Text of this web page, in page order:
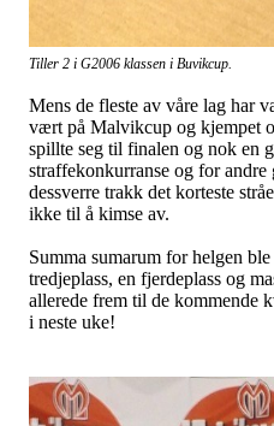
Tiller 2 i G2006 klassen i Buvikcup.
Mens de fleste av våre lag har
vært på Malvikcup og kjempet
spillte seg til finalen og nok en
straffekonkurranse og for
dessverre trakk det korteste
ikke til å kimse av.
Summa sumarum for helgen ble
tredjeplass, en fjerdeplass og
allerede frem til de kommende
i neste uke!